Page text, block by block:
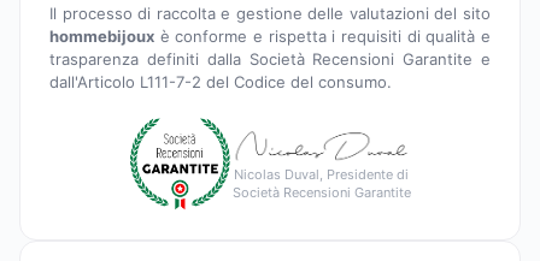
Il processo di raccolta e gestione delle valutazioni del sito
hommebijoux è conforme e rispetta i requisiti di qualità e
trasparenza definiti dalla Società Recensioni Garantite e
dall'Articolo L111-7-2 del Codice del consumo.
Nicolas Duval, Presidente di
Società Recensioni Garantite